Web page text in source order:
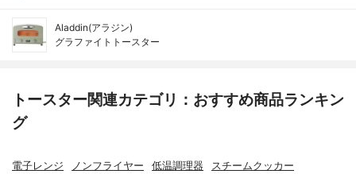
Aladdin(アラジン)
グラファイトトースター
トースター関連カテゴリ：おすすめ商品ランキン
グ
電子レンジ ノンフライヤー 低温調理器 スチームクッカー